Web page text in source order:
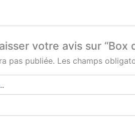
votre avis sur “Box
pas publiée. Les champs